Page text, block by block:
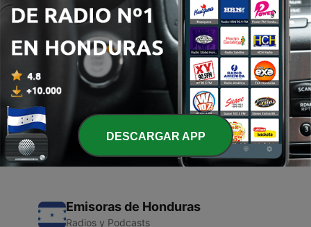
- Teoria de dependência
24 oct. 2020
- Amigo
24 ago. 2020
1 - Amigo (Trailer)
30 jul. 2020
Emisoras de Honduras
Radios y Podcasts
DESCARGAR APP